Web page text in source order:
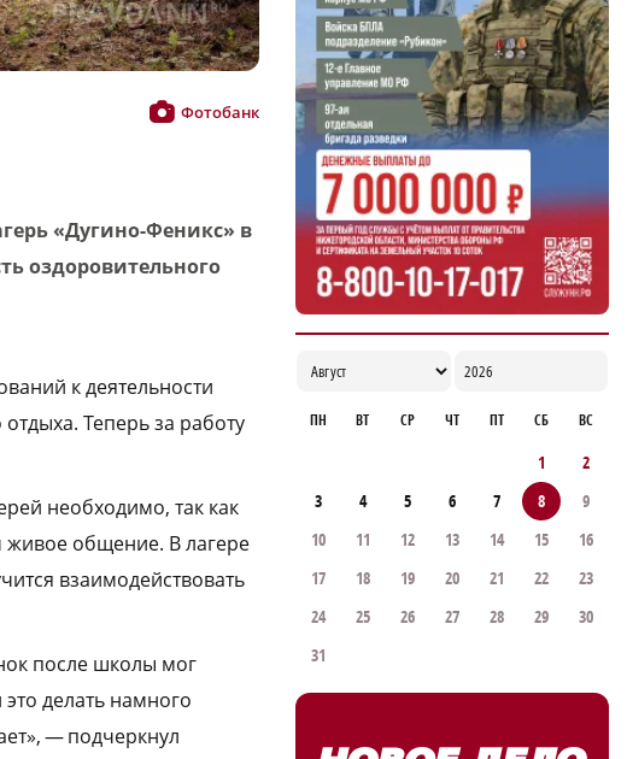
Фотобанк
«Дугино-Феникс» в
оздоровительного
к деятельности
Теперь за работу
необходимо, так как
общение. В лагере
взаимодействовать
после школы мог
делать намного
— подчеркнул
Как помощь людям стала главным делом
жизни для нижегородской студентки
12:47
ПН ВТ СР ЧТ ПТ СБ ВС
1
2
3
4 5 6 7 8
9
10
11 12 13 14 15
16
17
18 19 20 21 22
23
24
25 26 27 28 29
30
31